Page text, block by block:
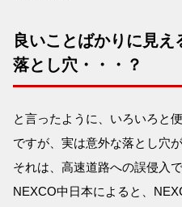
良いことばかりに見
落とし穴・・・？
と言ったように、いろいろと
ですが、実は意外な落とし穴が
それは、高速道路への誤侵入で
NEXCO中日本によると、